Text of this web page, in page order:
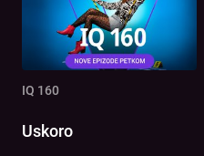
IQ 160
Uskoro